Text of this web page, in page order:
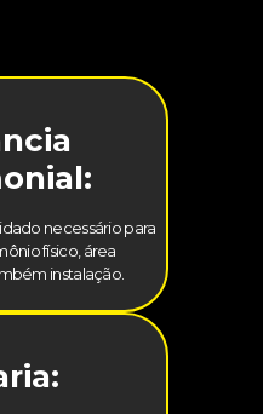
necessário para
físico, área
instalação.